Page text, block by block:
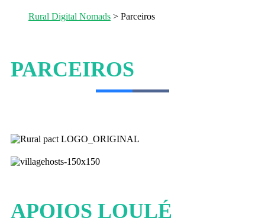
Rural Digital Nomads > Parceiros
PARCEIROS
APOIOS LOULÉ